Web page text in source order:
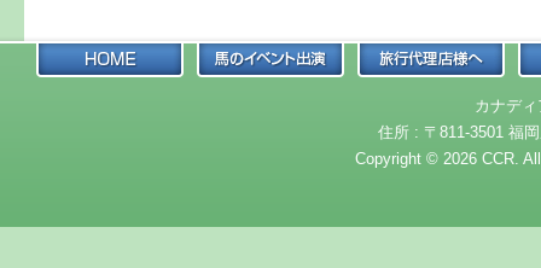
カナデ
住所 : 〒811-3501 福
Copyright © 2026 CCR.